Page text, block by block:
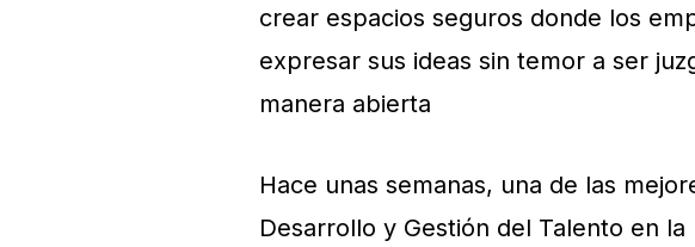
crear espacios seguros donde los
expresar sus ideas sin temor a ser
manera abierta
Hace unas semanas, una de las
Desarrollo y Gestión del Talento en